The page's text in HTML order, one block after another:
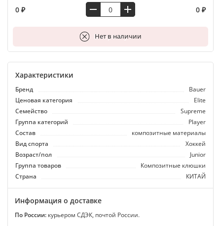
0 ₽ 0 ₽
Нет в наличии
В корзину
Характеристики
Бренд
Bauer
Ценовая категория
Elite
Семейство
Supreme
Группа категорий
Player
Состав
композитные материалы
Вид спорта
Хоккей
Возраст/пол
Junior
Группа товаров
Композитные клюшки
Страна
КИТАЙ
Информация о доставке
По России: курьером СДЭК, почтой России.